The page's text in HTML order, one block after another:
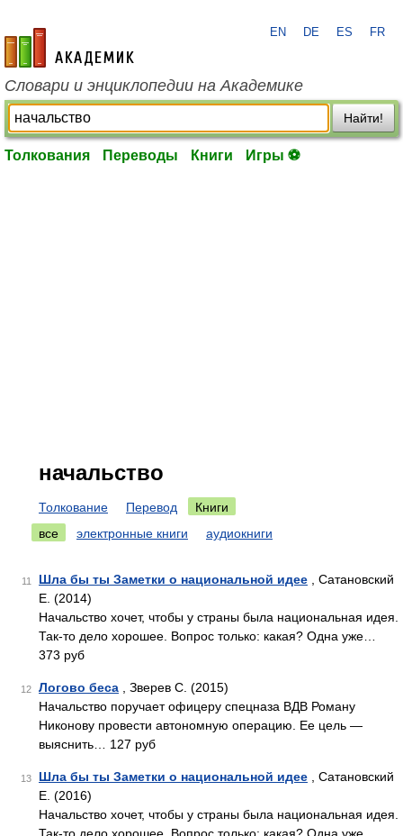
academic.ru
EN DE ES FR
Словари и энциклопедии на Академике
Найти!
Толкования Переводы Книги Игры ⚽
начальство
Толкование Перевод
Книги
все
электронные книги аудиокниги
11 Шла бы ты Заметки о национальной идее , Сатановский
Е. (2014)
Начальство хочет, чтобы у страны была национальная идея.
Так-то дело хорошее. Вопрос только: какая? Одна уже…
373 руб
12 Логово беса , Зверев С. (2015)
Начальство поручает офицеру спецназа ВДВ Роману
Никонову провести автономную операцию. Ее цель —
выяснить… 127 руб
13 Шла бы ты Заметки о национальной идее , Сатановский
Е. (2016)
Начальство хочет, чтобы у страны была национальная идея.